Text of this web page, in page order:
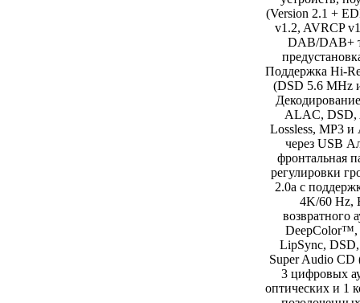
(Version 2.1 +
v1.2, AVRCP
DAB/DAB+
Поддержка Hi-
(DSD 5.6 MHz
ALAC, DSD,
Lossless, MP3
через USB
фронтальная
регулировки
2.0a с
4K/60 Hz,
возвратного
LipSync,
Super Audio
3 цифровых
оптических и 1